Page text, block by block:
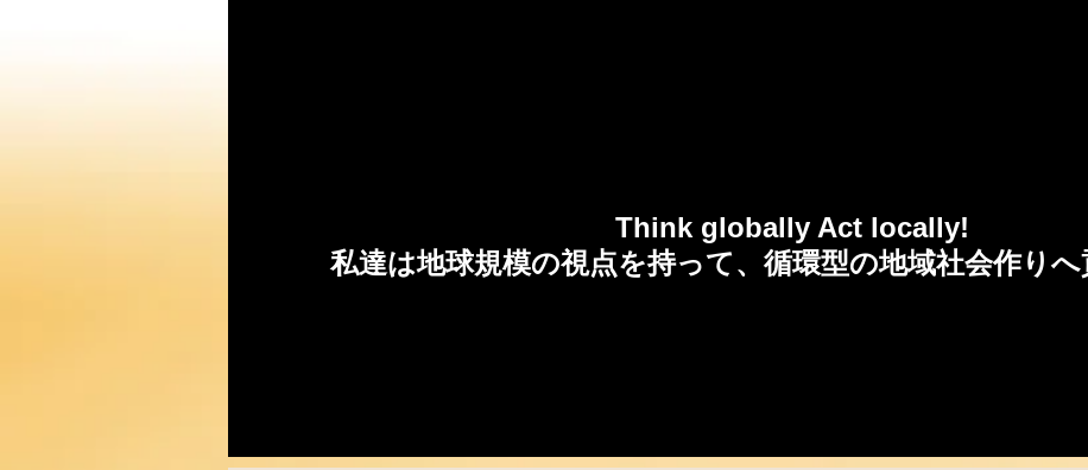
Think globally Act locally!
私達は地球規模の視点を持って、循環型の地域社会作りへ